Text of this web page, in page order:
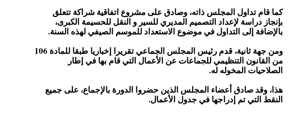
كما قام تداول المجلس ذاته، وصادق على مشروع اتفاقية شراكة تتعلق
بإنجاز دراسة لإعداد التصميم المديري للسير و النقل للحسيمة الكبرى،
بالإضافة إلى التداول في موضوع الاستعداد للموسم الصيفي لهذه السنة.
ومن جهة ثانية، قدم رئيس المجلس الجماعي تقريرا إخباريا طبقا للمادة 106
من القانون التنظيمي للجماعات عن الأعمال التي قام بها في إطار
الصلاحيات المخوله له.
هذا، وقد صادق أعضاء المجلس الذين حضروا الدورة بالإجماع، على جميع
النقط التي تم إدراجها في جدول الأعمال.